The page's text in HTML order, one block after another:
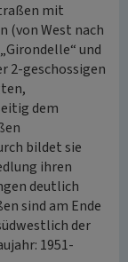
mit
(von West nach
und
2-geschossigen
dem
bildet sie
ihren
deutlich
sind am Ende
der
1951-